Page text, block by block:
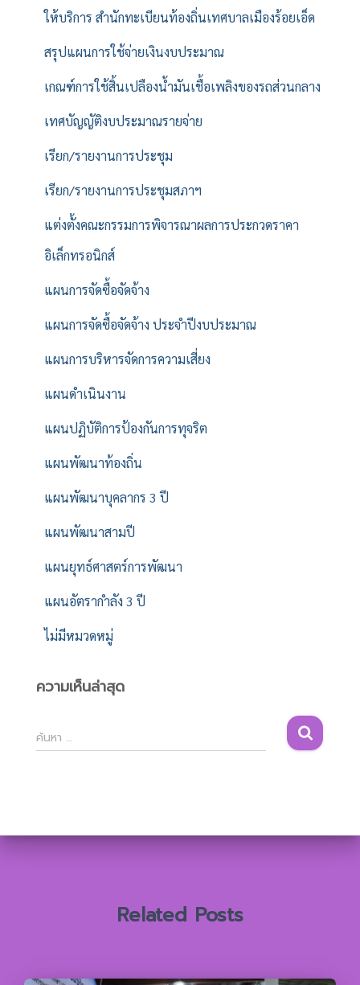
ให้บริการ สำนักทะเบียนท้องถิ่นเทศบาลเมืองร้อยเอ็ด
สรุปแผนการใช้จ่ายเงินงบประมาณ
เกณฑ์การใช้สิ้นเปลืองน้ำมันเชื้อเพลิงของรถส่วนกลาง
เทศบัญญัติงบประมาณรายจ่าย
เรียก/รายงานการประชุม
เรียก/รายงานการประชุมสภาฯ
แต่งตั้งคณะกรรมการพิจารณาผลการประกวดราคา
อิเล็กทรอนิกส์
แผนการจัดซื้อจัดจ้าง
แผนการจัดซื้อจัดจ้าง ประจำปีงบประมาณ
แผนการบริหารจัดการความเสี่ยง
แผนดำเนินงาน
แผนปฏิบัติการป้องกันการทุจริต
แผนพัฒนาท้องถิ่น
แผนพัฒนาบุคลากร 3 ปี
แผนพัฒนาสามปี
แผนยุทธ์ศาสตร์การพัฒนา
แผนอัตรากำลัง 3 ปี
ไม่มีหมวดหมู่
ความเห็นล่าสุด
ค้
น
ห
ค้นหา …
Related Posts